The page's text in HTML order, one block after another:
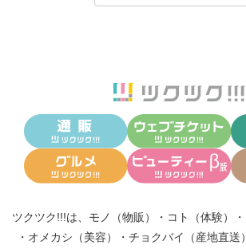
ツクツク!!!は、 モノ（物販） ・ コト（体験） ・
・ オメカシ（美容） ・ チョクバイ（産地直送）